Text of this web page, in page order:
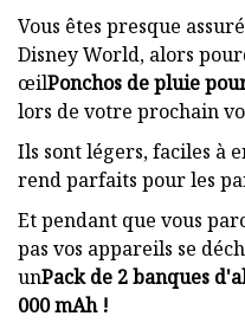
Vous êtes presque
Disney World, alors
œilPonchos de pluie
lors de votre prochain
Ils sont légers, faciles à
rend parfaits pour les
Et pendant que vous
pas vos appareils se
unPack de 2 banques
000 mAh !